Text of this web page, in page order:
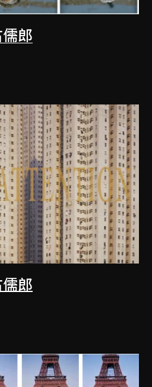
儒郎
儒郎